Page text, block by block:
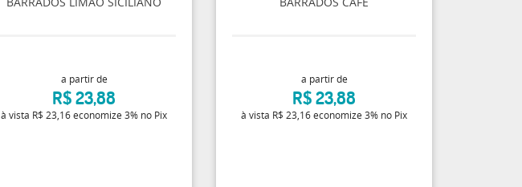
a partir de
R$ 23,88
à vista R$ 23,16economize3% no Pix
a partir de
R$ 23,88
à vista R$ 23,16economize3% no Pix